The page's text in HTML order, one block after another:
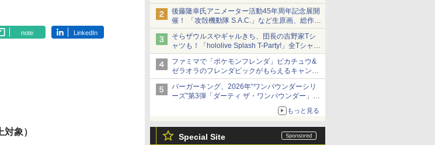
更新】
ニンテンドーeショップでは「大神 絶景版」が
67%オフで990円
後藤隆幸氏アニメーター活動45年周年記念展開
催！ 「攻殻機動隊 S.A.C.」など生原画、総作画
監督修正が展示
そらザウルスやギャルきち、団長の吉野家Tシ
ャツも！「hololive Splash T-Party!」全Tシャツ
ラインナップ公開＆オンライン販売開始
ファミマで「ポケモンフレンダ」ピカチュウ&
ゼラオラのフレンダピックがもらえるキャンペ
ーン開催！
バーガーキング、2026年“ワンパウンダーシリ
ーズ”第3弾「ダーティ ザ・ワンパウンダー」を
「特製ガーリックマヨソース」を使用した超大
もっと見る
Special Site
note LinkedIn
象）